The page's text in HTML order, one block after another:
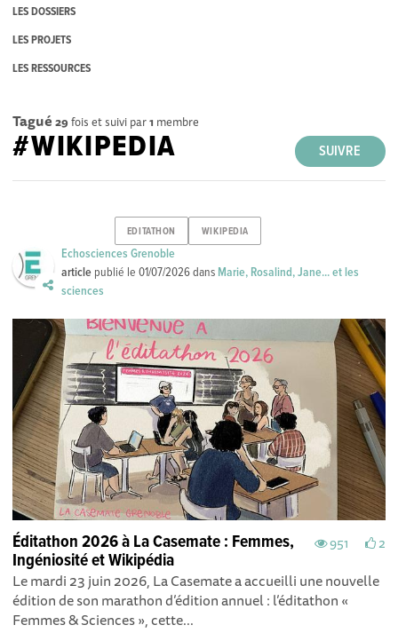
LES DOSSIERS
LES PROJETS
LES RESSOURCES
Tagué 29 fois et suivi par1 membre
SUIVRE
#WIKIPEDIA
EDITATHON WIKIPEDIA
Echosciences Grenoble
article publié le01/07/2026dans Marie, Rosalind, Jane... et les
sciences
951 2
Éditathon 2026 à La Casemate : Femmes,
Ingéniosité et Wikipédia
Le mardi 23 juin 2026, La Casemate a accueilli une nouvelle
édition de son marathon d’édition annuel : l’éditathon «
Femmes & Sciences » , cette...